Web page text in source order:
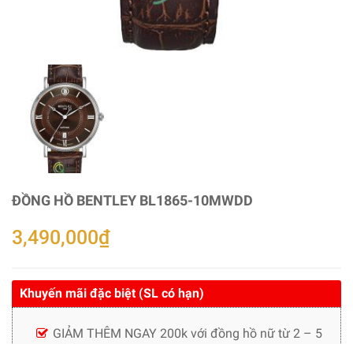
ĐỒNG HỒ BENTLEY BL1865-10MWDD
3,490,000₫
Khuyến mãi đặc biệt (SL có hạn)
GIẢM THÊM NGAY 200k với đồng hồ nữ từ 2 – 5